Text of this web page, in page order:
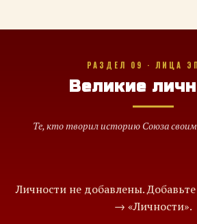
РАЗДЕЛ 09 · ЛИЦА
Великие
Те, кто творил историю Союза
Личности не добавлены.
→ «Личности».